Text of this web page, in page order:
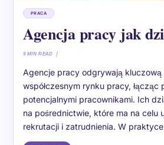
PRACA
Agencja pracy jak
9 MIN READ
Agencje pracy odgrywają kluczową
współczesnym rynku pracy, łącząc
potencjalnymi pracownikami. Ich
na pośrednictwie, które ma na celu
rekrutacji i zatrudnienia. W